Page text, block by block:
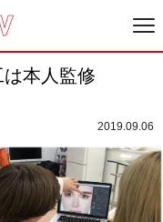
は本人監修
2019.09.06